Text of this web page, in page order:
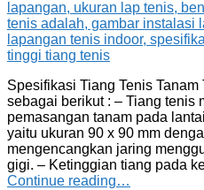
Spesifikasi Tiang Tenis
sebagai berikut : – Tiang tenis
pemasangan tanam pada
yaitu ukuran 90 x 90 mm
mengencangkan jaring
gigi. – Ketinggian tiang pada
Continue reading…